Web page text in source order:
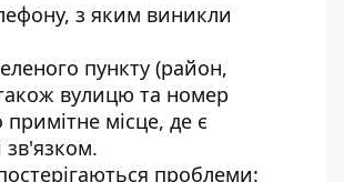
з яким виникли
пункту (район,
вулицю та номер
місце, де є
зв'язком.
проблеми: